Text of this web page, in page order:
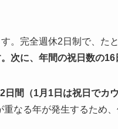
。完全週休2日制で、た
次に、年間の祝日数の16
日間（1月1日は祝日でカ
なる年が発生するため